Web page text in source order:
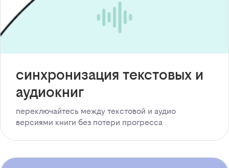
синхронизация текстовых и
аудиокниг
переключайтесь между текстовой и аудио
версиями книги без потери прогресса